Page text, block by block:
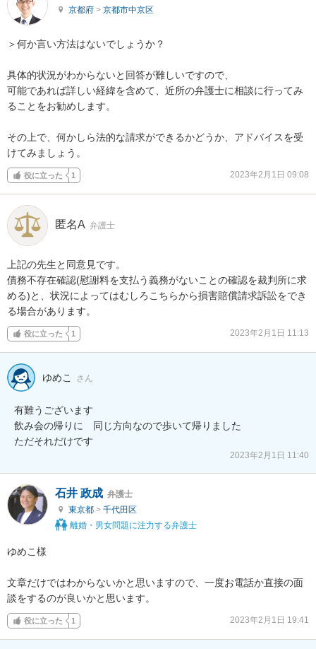
京都府 > 京都市中京区
＞何か言い方法はないでしょうか？
具体的状況がわからないと回答が難しいですので、
可能であれば詳しい経緯を含めて、近所の弁護士に相談に行ってみ
ることをお勧めします。
その上で、何かしら法的な請求ができるかどうか、アドバイスを受
けてみましょう。
役に立った 1 2023年2月1日 09:08
匿名A 弁護士
上記の先生と同意見です。
債務不存在確認(慰謝料を支払う義務がないことの確認を裁判所に求
める)と、状況によってはむしろこちらから損害賠償請求訴訟をでき
る場合があります。
役に立った 1 2023年2月1日 11:13
ゆめこ さん
有難うございます
飲み会の帰りに　同じ方向なので歩いて帰りました
2023年2月1日 11:40
石井 政成 弁護士
東京都 > 千代田区
離婚・男女問題に注力する弁護士
ゆめこ様
文章だけではわからないかと思いますので、一度お電話か直接の面
談をするのが良いかと思います。
役に立った 1 2023年2月1日 19:41